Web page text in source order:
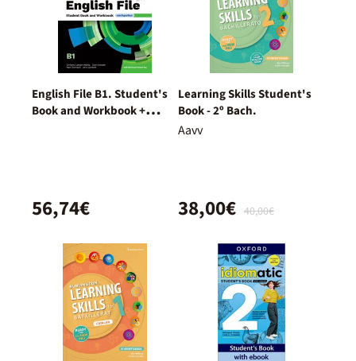
English File B1. Student's
Book and Workbook +
56,74€
Learning Skills Student's
Book - 2º Bach.
Aavv
40,00€
38,00€